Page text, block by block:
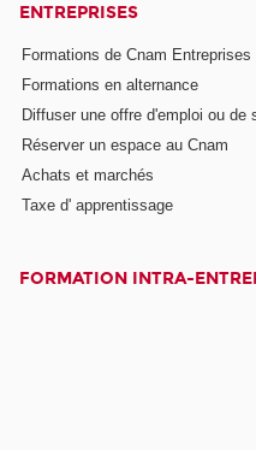
ENTREPRISES
Formations de Cnam Entreprises
Formations en alternance
Diffuser une offre d'emploi ou de
Réserver un espace au Cnam
Achats et marchés
Taxe d' apprentissage
FORMATION INTRA-